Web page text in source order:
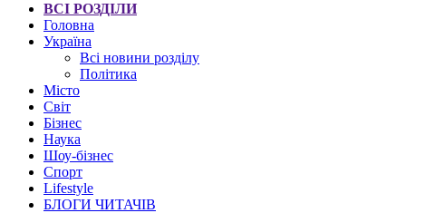
ВСІ РОЗДІЛИ
Головна
Україна
Всі новини розділу
Політика
Місто
Світ
Бізнес
Наука
Шоу-бізнес
Спорт
Lifestyle
БЛОГИ ЧИТАЧІВ